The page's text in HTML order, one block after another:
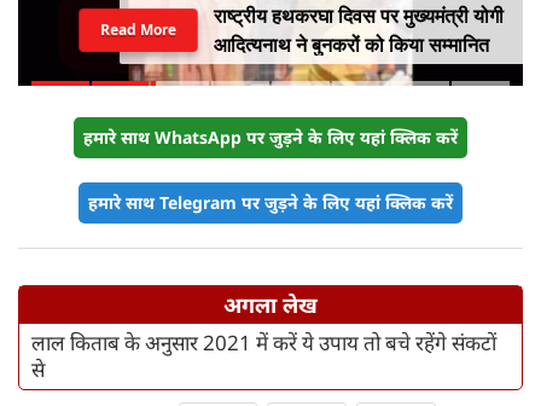
राष्ट्रीय हथकरघा दिवस पर मुख्यमंत्री योगी
आदित्यनाथ ने बुनकरों को किया सम्मानित
Read More
हमारे साथ WhatsApp पर जुड़ने के लिए यहां क्लिक करें
हमारे साथ Telegram पर जुड़ने के लिए यहां क्लिक करें
अगला लेख
लाल किताब के अनुसार 2021 में करें ये उपाय तो बचे रहेंगे संकटों
से